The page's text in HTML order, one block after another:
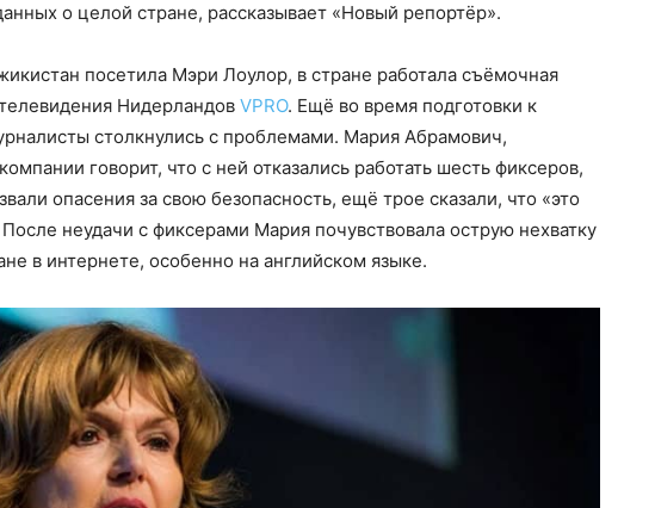
о целой стране, рассказывает «Новый репортёр».
посетила Мэри Лоулор, в стране работала съёмочная
Нидерландов VPRO. Ещё во время подготовки к
столкнулись с проблемами. Мария Абрамович,
говорит, что с ней отказались работать шесть фиксеров,
опасения за свою безопасность, ещё трое сказали, что «это
неудачи с фиксерами Мария почувствовала острую нехватку
в интернете, особенно на английском языке.